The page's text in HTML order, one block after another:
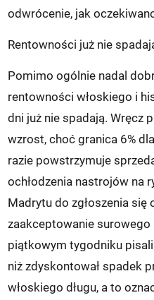
odwrócenie, jak
Rentowności już nie
Pomimo ogólnie nadal
rentowności włoskiego i
dni już nie spadają. Wręcz
wzrost, choć granica 6%
razie powstrzymuje
ochłodzenia nastrojów na
Madrytu do zgłoszenia się
zaakceptowanie
piątkowym tygodniku
niż zdyskontował spadek
włoskiego długu, a to